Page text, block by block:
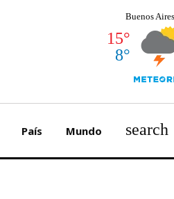
País Mundo search